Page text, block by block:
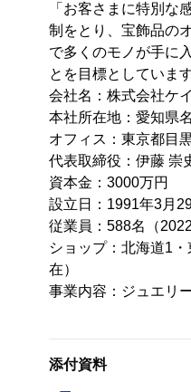
「お客さまに特別な
制をとり、宝飾品の
で多くのモノが手に
とを目標としています
会社名：株式会社ケ
本社所在地：愛知県
オフィス：東京都目
代表取締役：伊藤 崇
資本金：3000万円
設立日：1991年3月
従業員：588名（
ショップ：北海道1
在）
事業内容：ジュエリ
添付資料